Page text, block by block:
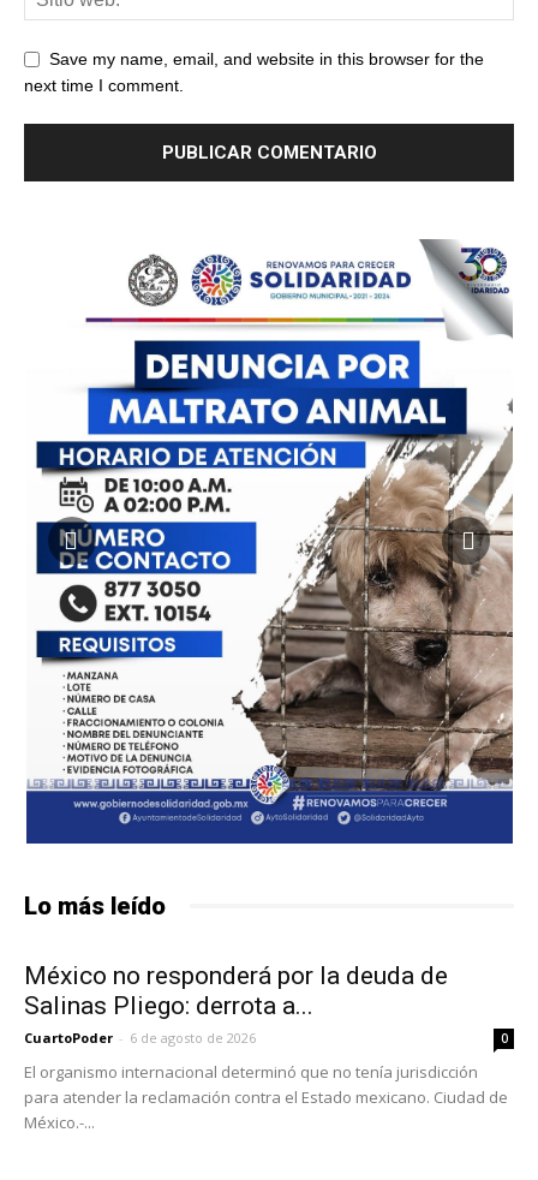
Save my name, email, and website in this browser for the
next time I comment.
Lo más leído
México no responderá por la deuda de
Salinas Pliego: derrota a...
CuartoPoder - 6 de agosto de 2026 0
El organismo internacional determinó que no tenía jurisdicción
para atender la reclamación contra el Estado mexicano. Ciudad de
México.-...